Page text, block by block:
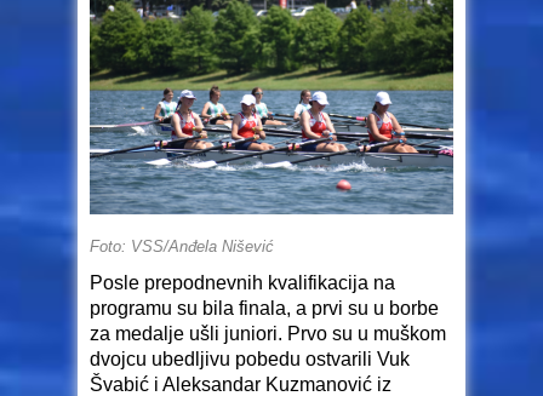
Foto: VSS/Anđela Nišević
Posle prepodnevnih kvalifikacija na
programu su bila finala, a prvi su u borbe
za medalje ušli juniori. Prvo su u muškom
dvojcu ubedljivu pobedu ostvarili Vuk
Švabić i Aleksandar Kuzmanović iz